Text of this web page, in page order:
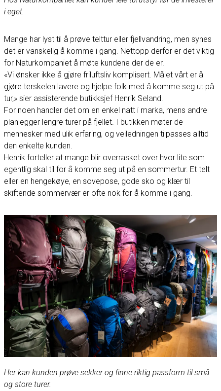
i eget.
Mange har lyst til å prøve telttur eller fjellvandring, men synes
det er vanskelig å komme i gang. Nettopp derfor er det viktig
for Naturkompaniet å møte kundene der de er.
«Vi ønsker ikke å gjøre friluftsliv komplisert. Målet vårt er å
gjøre terskelen lavere og hjelpe folk med å komme seg ut på
tur,» sier assisterende butikksjef Henrik Seland.
For noen handler det om en enkel natt i marka, mens andre
planlegger lengre turer på fjellet. I butikken møter de
mennesker med ulik erfaring, og veiledningen tilpasses alltid
den enkelte kunden.
Henrik forteller at mange blir overrasket over hvor lite som
egentlig skal til for å komme seg ut på en sommertur. Et telt
eller en hengekøye, en sovepose, gode sko og klær til
skiftende sommervær er ofte nok for å komme i gang.
Her kan kunden prøve sekker og finne riktig passform til små
og store turer.